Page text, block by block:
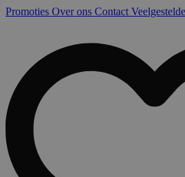
Promoties Over ons Contact